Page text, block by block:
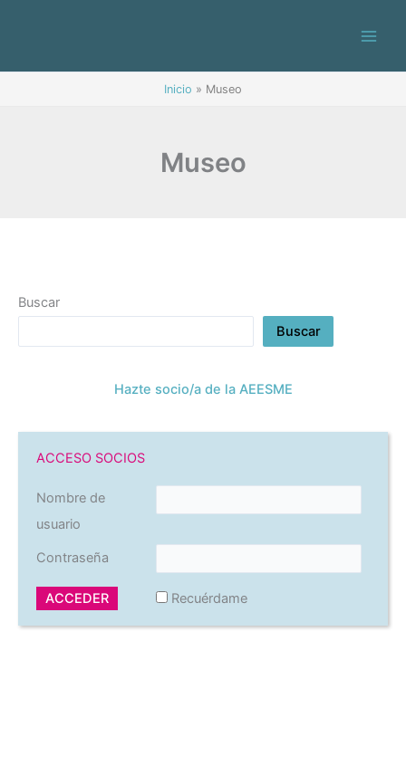
Inicio Museo
Museo
Buscar
Buscar
Hazte socio/a de la AEESME
ACCESO SOCIOS
Nombre de
usuario
Contraseña
Recuérdame